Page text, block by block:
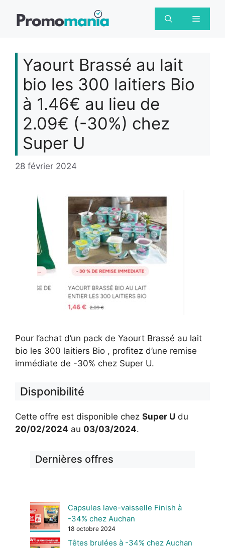
Menu
Yaourt Brassé au lait
bio les 300 laitiers Bio
à 1.46€ au lieu de
2.09€ (-30%) chez
Super U
28 février 2024
Pour l’achat d’un pack de Yaourt Brassé au lait
bio les 300 laitiers Bio , profitez d’une remise
immédiate de -30% chez Super U.
Disponibilité
Cette offre est disponible chez Super U du
20/02/2024 au 03/03/2024.
Dernières offres
Capsules lave-vaisselle Finish à
-34% chez Auchan
18 octobre 2024
Têtes brulées à -34% chez Auchan